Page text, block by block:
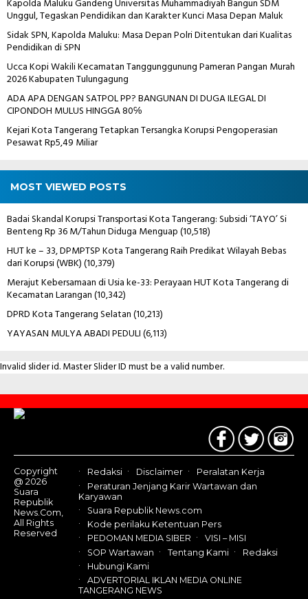
Kapolda Maluku Gandeng Universitas Muhammadiyah Bangun SDM
Unggul, Tegaskan Pendidikan dan Karakter Kunci Masa Depan Maluk
Sidak SPN, Kapolda Maluku: Masa Depan Polri Ditentukan dari Kualitas
Pendidikan di SPN
Ucca Kopi Wakili Kecamatan Tanggunggunung Pameran Pangan Murah
2026 Kabupaten Tulungagung
ADA APA DENGAN SATPOL PP? BANGUNAN DI DUGA ILEGAL DI
CIPONDOH MULUS HINGGA 80℅
Kejari Kota Tangerang Tetapkan Tersangka Korupsi Pengoperasian
Pesawat Rp5,49 Miliar
MOST VIEWED POSTS
Badai Skandal Korupsi Transportasi Kota Tangerang: Subsidi ‘TAYO’ Si
Benteng Rp 36 M/Tahun Diduga Menguap(10,518)
HUT ke – 33, DPMPTSP Kota Tangerang Raih Predikat Wilayah Bebas
dari Korupsi (WBK)(10,379)
Merajut Kebersamaan di Usia ke-33: Perayaan HUT Kota Tangerang di
Kecamatan Larangan(10,342)
DPRD Kota Tangerang Selatan(10,213)
YAYASAN MULYA ABADI PEDULI(6,113)
Invalid slider id. Master Slider ID must be a valid number.
Contact
Us
Copyright
@ 2026
Suara
Republik
News.Com,
All Rights
Reserved
Redaksi Disclaimer
Peralatan Kerja
Peraturan Jenjang Karir Wartawan dan
Karyawan
Suara Republik News.com
Kode perilaku Ketentuan Pers
PEDOMAN MEDIA SIBER
VISI – MISI
SOP Wartawan
Tentang Kami
Redaksi
Hubungi Kami
ADVERTORIAL IKLAN MEDIA ONLINE
TANGERANG NEWS